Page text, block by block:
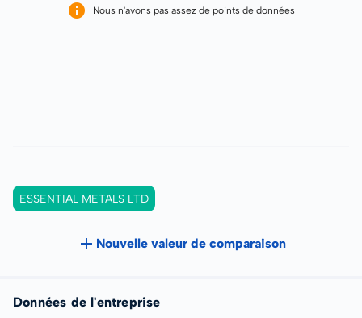
Nous n'avons pas assez de points de données
ESSENTIAL METALS LTD
Nouvelle valeur de comparaison
Données de l'entreprise